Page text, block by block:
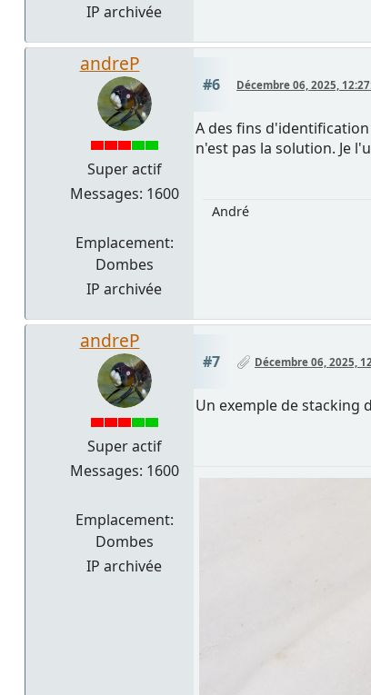
IP archivée
andreP
Super actif
Messages: 1600
Emplacement:
Dombes
IP archivée
#6 Décembre 06, 2025,
A des fins
n'est pas la solution. Je
André
andreP
Super actif
Messages: 1600
Emplacement:
Dombes
IP archivée
#7 Décembre 06, 2025,
Un exemple de stacking